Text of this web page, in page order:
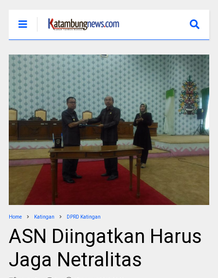
Home Katingan DPRD Katingan
ASN Diingatkan Harus
Jaga Netralitas